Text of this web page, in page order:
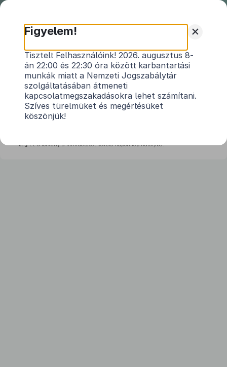
2011. évi XXXVIII. törvény
a jogalkotásról szóló 2010. évi CXXX. törvény
módosításáról1
Hatályos: 2011. 04. 17. – 2011. 12. 31.
2. §Ez a törvény a kihirdetését követő napon lép hatályba.
+
Figyelem!
Tisztelt Felhasználóink! 2026. augusztus 8-
án 22:00 és 22:30 óra között karbantartási
munkák miatt a Nemzeti Jogszabálytár
szolgáltatásában átmeneti
kapcsolatmegszakadásokra lehet számítani.
Szíves türelmüket és megértésüket
köszönjük!